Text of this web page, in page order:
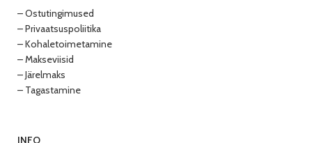
– Ostutingimused
– Privaatsuspoliitika
– Kohaletoimetamine
– Makseviisid
– Järelmaks
– Tagastamine
INFO